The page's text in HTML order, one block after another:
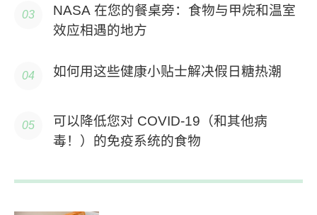
NASA 在您的餐桌旁：食物与甲烷和温室
效应相遇的地方
如何用这些健康小贴士解决假日糖热潮
可以降低您对 COVID-19（和其他病
毒！）的免疫系统的食物